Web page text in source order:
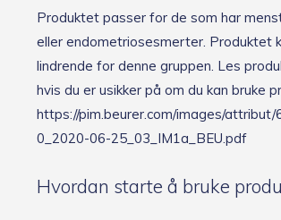
Produktet passer for de som har
eller endometriosesmerter. Produktet
lindrende for denne gruppen. Les
hvis du er usikker på om du kan bruke
https://pim.beurer.com/images/attribut/
0_2020-06-25_03_IM1a_BEU.pdf
Hvordan starte å bruke